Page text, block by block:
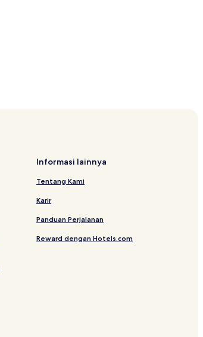
Informasi lainnya
Tentang Kami
Karir
Panduan Perjalanan
Reward dengan Hotels.com